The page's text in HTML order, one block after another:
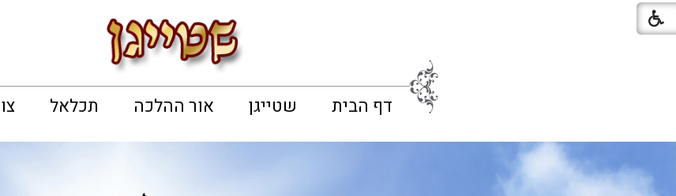
דף הבית שטייגן אור ההלכה תכלאל